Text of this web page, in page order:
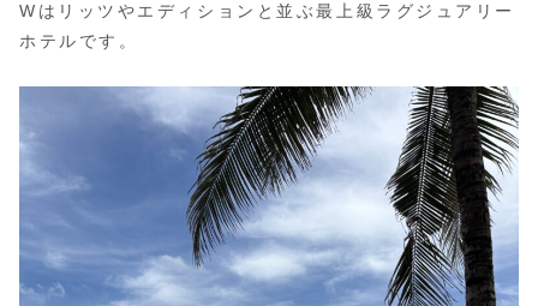
Wはリッツやエディションと並ぶ最上級ラグジュアリー
ホテルです。